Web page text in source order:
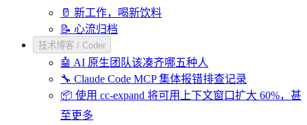
🥛 新工作，喝新饮料
📝 心流归档
技术博客 / Coder
🤖 AI 原生团队该凑齐哪五种人
🔧 Claude Code MCP 集体报错排查记录
📦 使用 cc-expand 将可用上下文窗口扩大 60%，甚
至更多